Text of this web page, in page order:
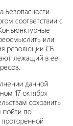
Безопасности
соответствии с
или
резолюции СБ
лежащий в её
данной
17 октября
сохранить
пойти по